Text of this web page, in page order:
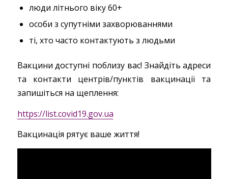
люди літнього віку 60+
особи з супутніми захворюваннями
ті, хто часто контактують з людьми
Вакцини доступні поблизу вас! Знайдіть адреси
та контакти центрів/пунктів вакцинації та
запишіться на щеплення:
https://list.covid19.gov.ua
Вакцинація рятує ваше життя!